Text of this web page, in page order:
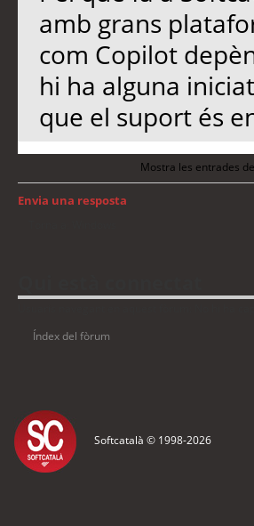
amb grans
com Copilot
hi ha alguna
que el suport és
Mostra les entrades
Envia una resposta
Índex del fòrum
Softcatalà © 1998-2026